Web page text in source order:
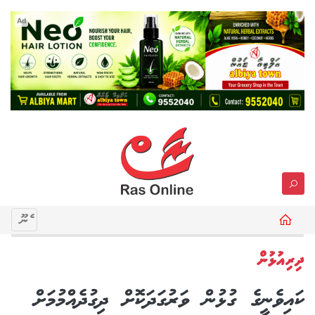
Ad
މެނޫ
ދިރިއުޅުން
ކައިވެނީގެ ގުޅުން ވަރުގަދަކޮށް ދިގުދެއްމުމަށް